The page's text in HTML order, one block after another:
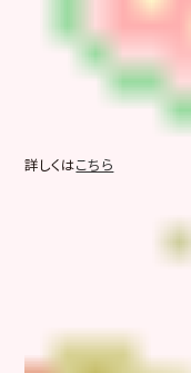
詳しくはこちら